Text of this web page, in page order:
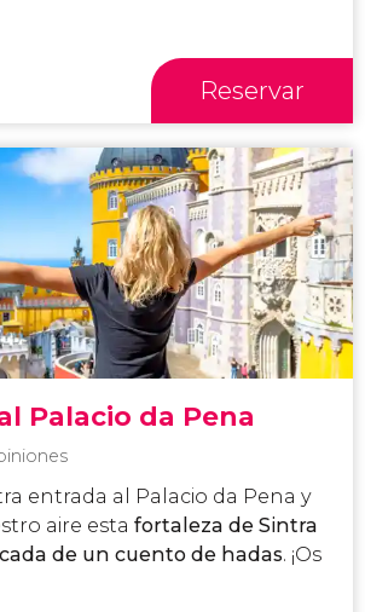
Reservar
Palacio da Pena
entrada al Palacio da Pena y
aire esta fortaleza de Sintra
de un cuento de hadas. ¡Os